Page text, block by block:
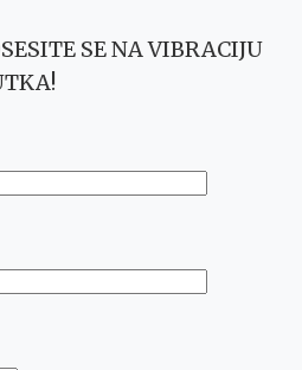
SE NA VIBRACIJU